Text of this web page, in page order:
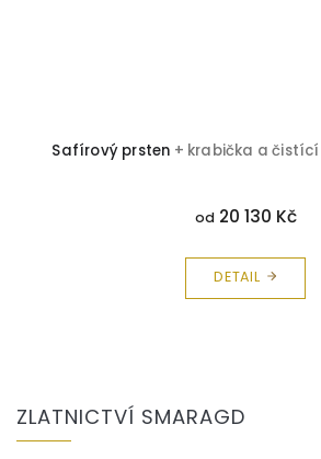
Safírový prsten + krabička a
od20 130 Kč
DETAIL
ZLATNICTVÍ SMARAGD